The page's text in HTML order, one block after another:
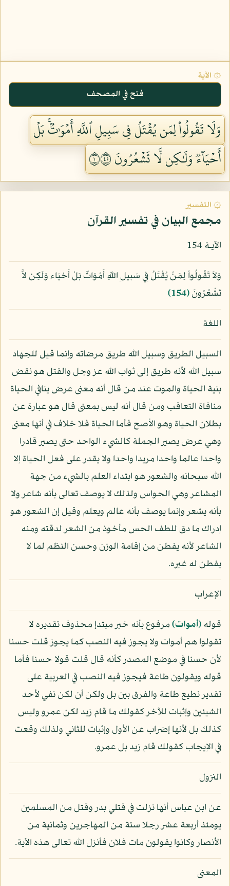
۞ الآية
فتح في المصحف
وَلَا تَقُولُواْ لِمَن يُقۡتَلُ فِي سَبِيلِ ٱللَّهِ أَمۡوَٰتُۢۚ بَلۡ
أَحۡيَآءٞ وَلَٰكِن لَّا تَشۡعُرُونَ ١٥٤
۞ التفسير
مجمع البيان في تفسير القرآن
الآيـة 154
وَلاَ تَقُولُواْ لِمَنْ يُقْتَلُ فِي سَبيلِ اللّهِ أَمْوَاتٌ بَلْ أَحْيَاء وَلَكِن لاَّ
تَشْعُرُونَ﴿154﴾
اللغة
السبيل الطريق وسبيل الله طريق مرضاته وإنما قيل للجهاد
سبيل الله لأنه طريق إلى ثواب الله عز وجل والقتل هو نقض
بنية الحياة والموت عند من قال أنه معنى عرض ينافي الحياة
منافاة التعاقب ومن قال أنه ليس بمعنى قال هو عبارة عن
بطلان الحياة وهو الأصح فأما الحياة فلا خلاف في أنها معنى
وهي عرض يصير الجملة كالشيء الواحد حتى يصير قادرا
واحدا عالما واحدا مريدا واحدا ولا يقدر على فعل الحياة إلا
الله سبحانه والشعور هو ابتداء العلم بالشيء من جهة
المشاعر وهي الحواس ولذلك لا يوصف تعالى بأنه شاعر ولا
بأنه يشعر وإنما يوصف بأنه عالم ويعلم وقيل إن الشعور هو
إدراك ما دق للطف الحس مأخوذ من الشعر لدقته ومنه
الشاعر لأنه يفطن من إقامة الوزن وحسن النظم لما لا
يفطن له غيره.
الإعراب
قوله﴿أموات﴾مرفوع بأنه خبر مبتدإ محذوف تقديره لا
تقولوا هم أموات ولا يجوز فيه النصب كما يجوز قلت حسنا
لأن حسنا في موضع المصدر كأنه قال قلت قولا حسنا فأما
قوله ويقولون طاعة فيجوز فيه النصب في العربية على
تقدير نطيع طاعة والفرق بين بل ولكن أن لكن نفي لأحد
الشيئين وإثبات للآخر كقولك ما قام زيد لكن عمرو وليس
كذلك بل لأنها إضراب عن الأول وإثبات للثاني ولذلك وقعت
في الإيجاب كقولك قام زيد بل عمرو.
النزول
عن ابن عباس أنها نزلت في قتلي بدر وقتل من المسلمين
يومئذ أربعة عشر رجلا ستة من المهاجرين وثمانية من
الأنصار وكانوا يقولون مات فلان فأنزل الله تعالى هذه الآية.
المعنى